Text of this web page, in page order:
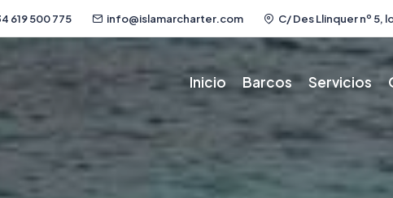
619 500 775 info@islamarcharter.com C/ Des Llinquer nº 5,
Inicio Barcos Servicios